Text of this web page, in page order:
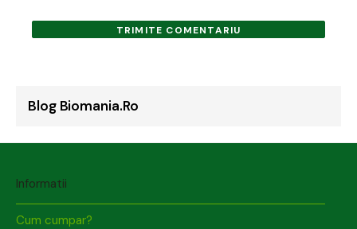
TRIMITE COMENTARIU
Blog Biomania.ro
Informatii
Cum cumpar?